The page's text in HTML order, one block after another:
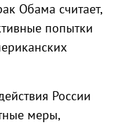
Обама считает,
попытки
России
меры,